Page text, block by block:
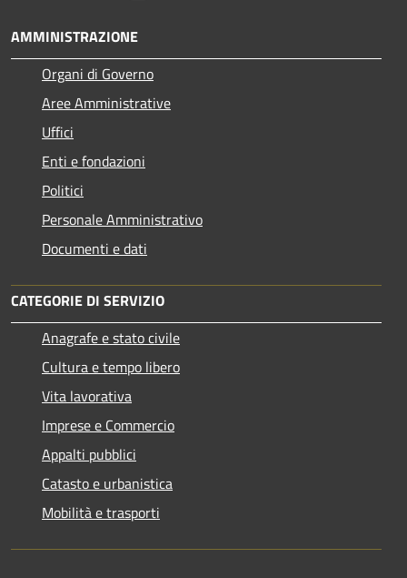
AMMINISTRAZIONE
Organi di Governo
Aree Amministrative
Uffici
Enti e fondazioni
Politici
Personale Amministrativo
Documenti e dati
CATEGORIE DI SERVIZIO
Anagrafe e stato civile
Cultura e tempo libero
Vita lavorativa
Imprese e Commercio
Appalti pubblici
Catasto e urbanistica
Mobilità e trasporti